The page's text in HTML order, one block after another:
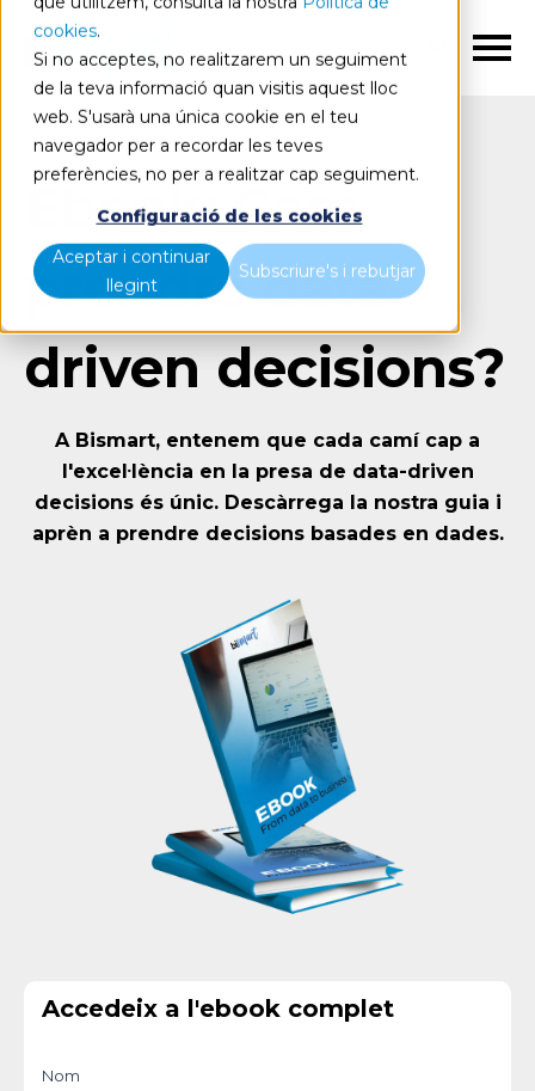
cookies.
Si no acceptes, no realitzarem un seguiment
de la teva informació quan visitis aquest lloc
web. S'usarà una única cookie en el teu
navegador per a recordar les teves
preferències, no per a realitzar cap seguiment.
Configuració de les cookies
Aceptar i continuar
llegint
Subscriure's i rebutjar
CA
Ebook: Com
prendre data-
driven decisions?
A Bismart, entenem que cada camí cap a
l'excel·lència en la presa de data-driven
decisions és únic. Descàrrega la nostra guia i
aprèn a prendre decisions basades en dades.
Accedeix a l'ebook complet
Nom